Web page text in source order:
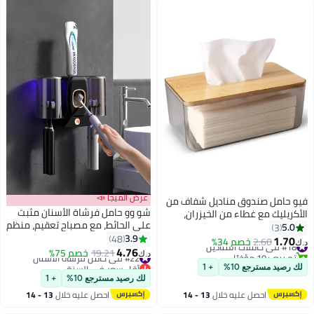
فيو حامل صندوق مناديل شفاف من
الأكريليك مع غطاء من الخيزران،
علبة تخزين مناديل الوجه المقاومة
للماء، حاوية موزع مناديل أنيقة
للمكتب، المنزل، المرحاض، الحمام،
المطعم، مكتب السيارة، عبوة واحدة
5.0
3
د.ك‏1.70
2.60خصم 34% #18 في حاملات المناديل
تم بيع +10 مؤخرًا
#18 في حاملات المناديل
لك رصيد مسترجع 10% + 1
احصل عليه خلال 13 - 14
عرض الميجا 📣
شو وو حامل فرشاة الأسنان مثبت
على الحائط، مع مصباح تعقيم، منظم
تخزين فرشاة الأسنان اللاصق ذاتيًا
للاستحمام، حامل فرشاة الأسنان
على الحائط، حامل فرشاة الأسنان مع
2 كوب غسول الفم باللون الأسود
3.9
48
د.ك‏4.76
19.21خصم 75% #22 في حامل فرشاة الأسنان
أقل سعر في السنة
#22 في حامل فرشاة الأسنان
لك رصيد مسترجع 10% + 1
احصل عليه خلال 13 - 14